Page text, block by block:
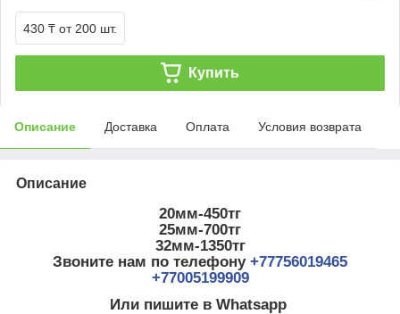
430 ₸ от 200 шт.
Купить
Описание Доставка Оплата Условия возврата
Описание
20мм-450тг
25мм-700тг
32мм-1350тг
Звоните нам по телефону +77756019465
+77005199909
Или пишите в Whatsapp